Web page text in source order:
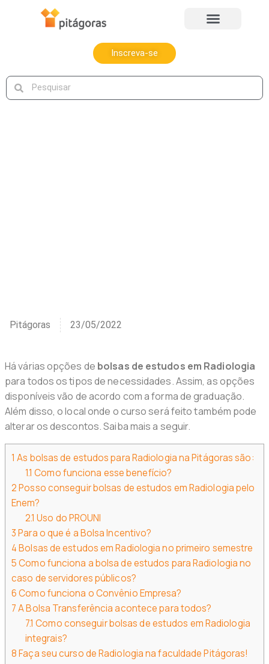
Inscreva-se
Pitágoras 23/05/2022
Há várias opções de bolsas de estudos em Radiologia
para todos os tipos de necessidades. Assim, as opções
disponíveis vão de acordo com a forma de graduação.
Além disso, o local onde o curso será feito também pode
alterar os descontos. Saiba mais a seguir.
1 As bolsas de estudos para Radiologia na Pitágoras são:
1.1 Como funciona esse benefício?
2Posso conseguir bolsas de estudos em Radiologia pelo
Enem?
2.1 Uso do PROUNI
3Para o que é a Bolsa Incentivo?
4Bolsas de estudos em Radiologia no primeiro semestre
5Como funciona a bolsa de estudos para Radiologia no
caso de servidores públicos?
6Como funciona o Convênio Empresa?
7A Bolsa Transferência acontece para todos?
7.1 Como conseguir bolsas de estudos em Radiologia
integrais?
8Faça seu curso de Radiologia na faculdade Pitágoras!